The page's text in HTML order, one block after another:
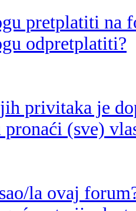
pretplatiti na
odpretplatiti?
privitaka je
pronaći (sve)
la ovaj